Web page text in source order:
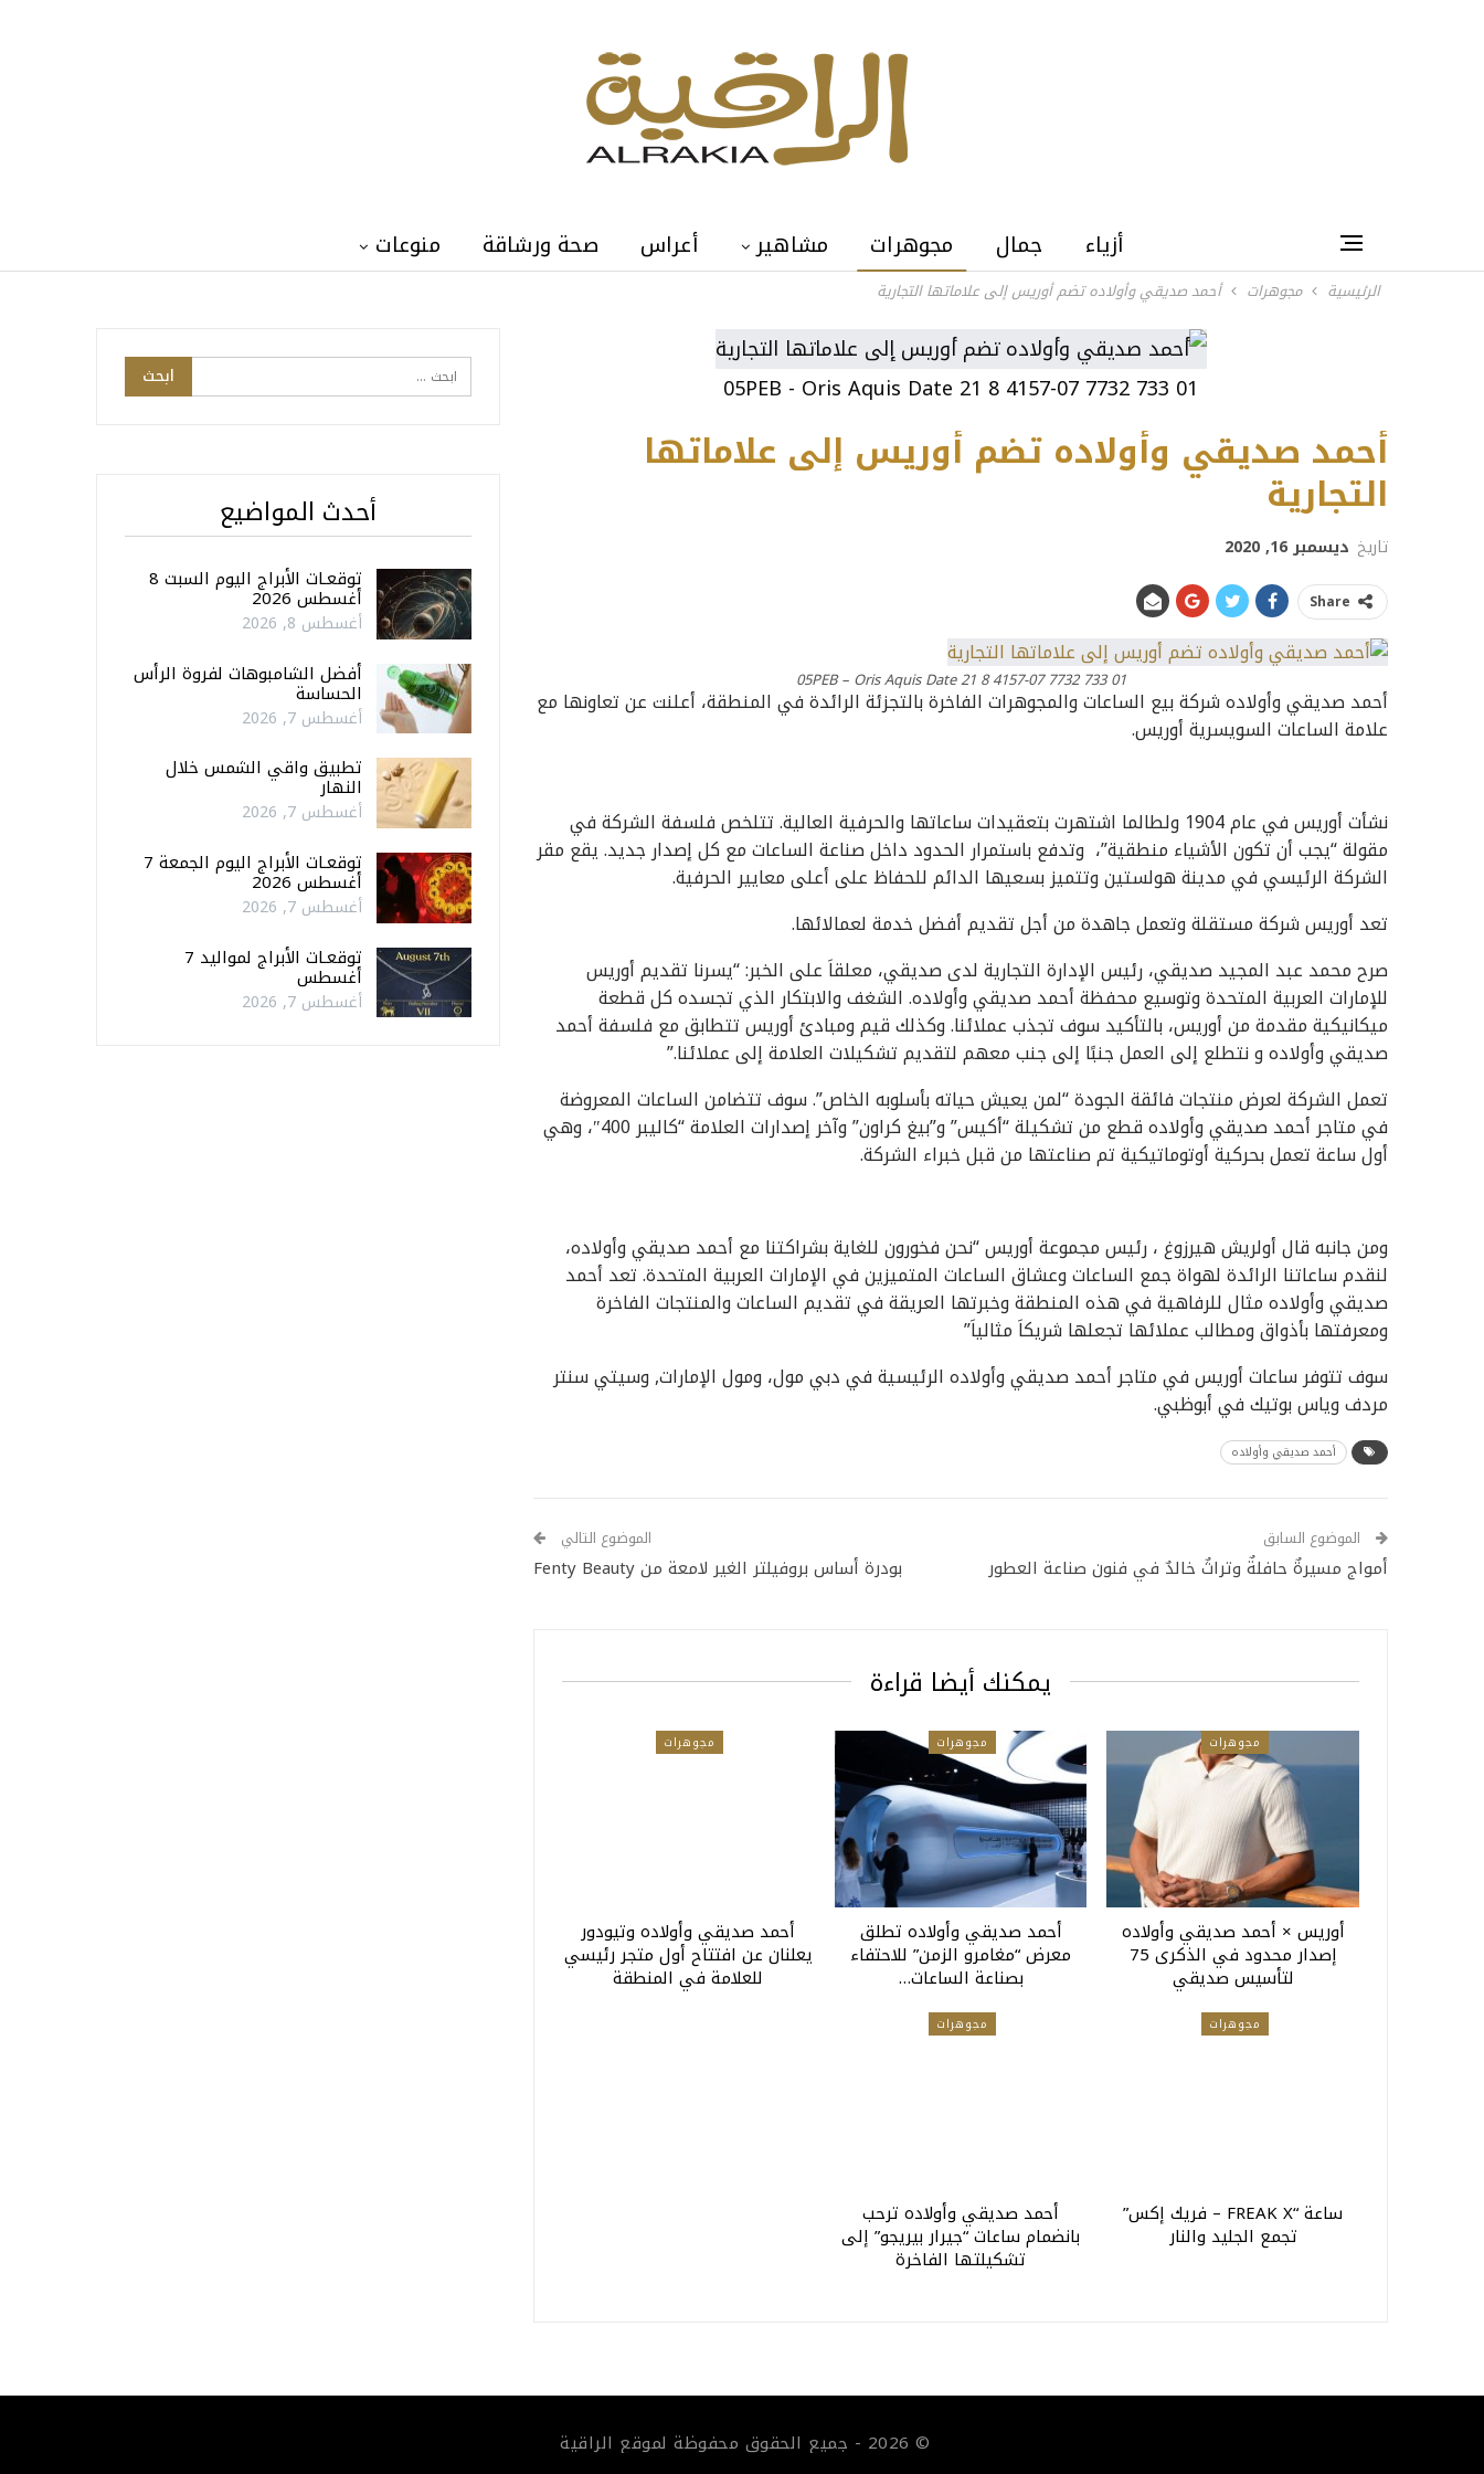
أزياء جمال مجوهرات مشاهير أعراس صحة ورشاقة منوعات
الرئيسية مجوهرات أحمد صديقي وأولاده تضم أوريس إلى علاماتها التجارية
01 733 7732 4157-07 8 21 05PEB - Oris Aquis Date
أحمد صديقي وأولاده تضم أوريس إلى علاماتها
التجارية
تاريخ ديسمبر 16, 2020
Share
01 733 7732 4157-07 8 21 05PEB – Oris Aquis Date
أحمد صديقي وأولاده شركة بيع الساعات والمجوهرات الفاخرة بالتجزئة الرائدة في المنطقة، أعلنت عن تعاونها مع
علامة الساعات السويسرية أوريس.
نشأت أوريس في عام 1904 ولطالما اشتهرت بتعقيدات ساعاتها والحرفية العالية. تتلخص فلسفة الشركة في
مقولة “يجب أن تكون الأشياء منطقية”، وتدفع باستمرار الحدود داخل صناعة الساعات مع كل إصدار جديد. يقع مقر
الشركة الرئيسي في مدينة هولستين وتتميز بسعيها الدائم للحفاظ على أعلى معايير الحرفية.
تعد أوريس شركة مستقلة وتعمل جاهدة من أجل تقديم أفضل خدمة لعمالائها.
صرح محمد عبد المجيد صديقي، رئيس الإدارة التجارية لدى صديقي، معلقاَ على الخبر: “يسرنا تقديم أوريس
للإمارات العربية المتحدة وتوسيع محفظة أحمد صديقي وأولاده. الشغف والابتكار الذي تجسده كل قطعة
ميكانيكية مقدمة من أوريس، بالتأكيد سوف تجذب عملائنا. وكذلك قيم ومبادئ أوريس تتطابق مع فلسفة أحمد
صديقي وأولاده و نتطلع إلى العمل جنبًا إلى جنب معهم لتقديم تشكيلات العلامة إلى عملائنا.”
تعمل الشركة لعرض منتجات فائقة الجودة “لمن يعيش حياته بأسلوبه الخاص”. سوف تتضامن الساعات المعروضة
في متاجر أحمد صديقي وأولاده قطع من تشكيلة “أكيس” و”بيغ كراون” وآخر إصدارات العلامة “كاليبر 400″، وهي
أول ساعة تعمل بحركية أوتوماتيكية تم صناعتها من قبل خبراء الشركة.
ومن جانبه قال أولريش هيرزوغ ، رئيس مجموعة أوريس “نحن فخورون للغاية بشراكتنا مع أحمد صديقي وأولاده،
لنقدم ساعاتنا الرائدة لهواة جمع الساعات وعشاق الساعات المتميزين في الإمارات العربية المتحدة. تعد أحمد
صديقي وأولاده مثال للرفاهية في هذه المنطقة وخبرتها العريقة في تقديم الساعات والمنتجات الفاخرة
ومعرفتها بأذواق ومطالب عملائها تجعلها شريكاَ مثالياَ”
سوف تتوفر ساعات أوريس في متاجر أحمد صديقي وأولاده الرئيسية في دبي مول، ومول الإمارات, وسيتي سنتر
مردف وياس بوتيك في أبوظبي.
أحمد صديقي وأولاده
الموضوع السابق
أمواج مسيرةٌ حافلةٌ وتراثٌ خالدٌ في فنون صناعة العطور
الموضوع التالي
بودرة أساس بروفيلتر الغير لامعة من Fenty Beauty
يمكنك أيضا قراءة
مجوهرات
أوريس × أحمد صديقي وأولاده
إصدار محدود في الذكرى 75
لتأسيس صديقي
مجوهرات
أحمد صديقي وأولاده تطلق
معرض “مغامرو الزمن” للاحتفاء
بصناعة الساعات…
مجوهرات
أحمد صديقي وأولاده وتيودور
يعلنان عن افتتاح أول متجر رئيسي
للعلامة في المنطقة
مجوهرات
ساعة “FREAK X – فريك إكس”
تجمع الجليد والنار
مجوهرات
أحمد صديقي وأولاده ترحب
بانضمام ساعات “جيرار بيريجو” إلى
تشكيلتها الفاخرة
أحدث المواضيع
توقعـات الأبراج اليوم السبت 8
أغسطس 2026
أغسطس 8, 2026
أفضل الشامبوهات لفروة الرأس
الحساسة
أغسطس 7, 2026
تطبيق واقي الشمس خلال
النهار
أغسطس 7, 2026
توقعـات الأبراج اليوم الجمعة 7
أغسطس 2026
أغسطس 7, 2026
توقعـات الأبراج لمواليد 7
أغسطس
أغسطس 7, 2026
© 2026 - جميع الحقوق محفوظة لموقع الراقية